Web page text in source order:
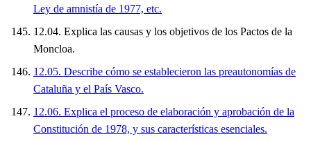
Ley de amnistía de 1977, etc.
12.04. Explica las causas y los objetivos de los Pactos de la
Moncloa.
12.05. Describe cómo se establecieron las preautonomías de
Cataluña y el País Vasco.
12.06. Explica el proceso de elaboración y aprobación de la
Constitución de 1978, y sus características esenciales.